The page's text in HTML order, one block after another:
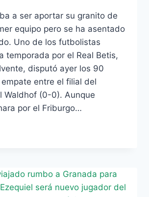
a ser aportar su granito de
equipo pero se ha asentado
Uno de los futbolistas
temporada por el Real Betis,
disputó ayer los 90
entre el filial del
Waldhof (0-0). Aunque
por el Friburgo…